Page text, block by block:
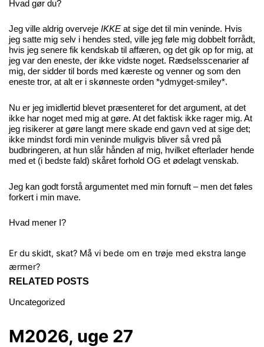
Hvad gør du?
Jeg ville aldrig overveje IKKEat sige det til min veninde. Hvis
jeg satte mig selv i hendes sted, ville jeg føle mig dobbelt forrådt,
hvis jeg senere fik kendskab til affæren, og det gik op for mig, at
jeg var den eneste, der ikke vidste noget. Rædselsscenarier af
mig, der sidder til bords med kæreste og venner og som den
eneste tror, at alt er i skønneste orden *ydmyget-smiley*.
Nu er jeg imidlertid blevet præsenteret for det argument, at det
ikke har noget med mig at gøre. At det faktisk ikke rager mig. At
jeg risikerer at gøre langt mere skade end gavn ved at sige det;
ikke mindst fordi min veninde muligvis bliver så vred på
budbringeren, at hun slår hånden af mig, hvilket efterlader hende
med et (i bedste fald) skåret forhold OG et ødelagt venskab.
Jeg kan godt forstå argumentet med min fornuft – men det føles
forkert i min mave.
Hvad mener I?
Er du skidt, skat?Må vi bede om en trøje med ekstra lange
ærmer?
RELATED POSTS
Uncategorized
M2026, uge 27